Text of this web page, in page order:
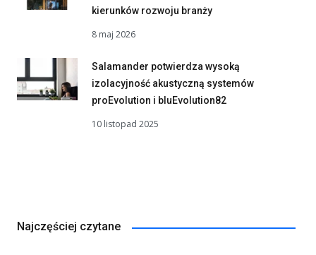
kierunków rozwoju branży
8 maj 2026
Salamander potwierdza wysoką
izolacyjność akustyczną systemów
proEvolution i bluEvolution82
10 listopad 2025
Najczęściej czytane